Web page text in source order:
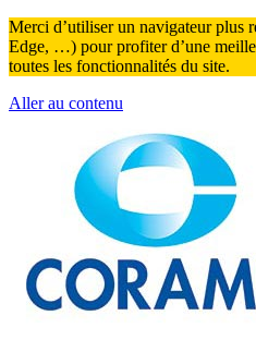
Merci d’utiliser un navigateur plus
Edge, …) pour profiter d’une
toutes les fonctionnalités du site.
Aller au contenu